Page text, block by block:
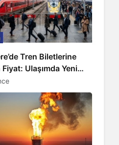
Tren Biletlerine
Ulaşımda Yeni